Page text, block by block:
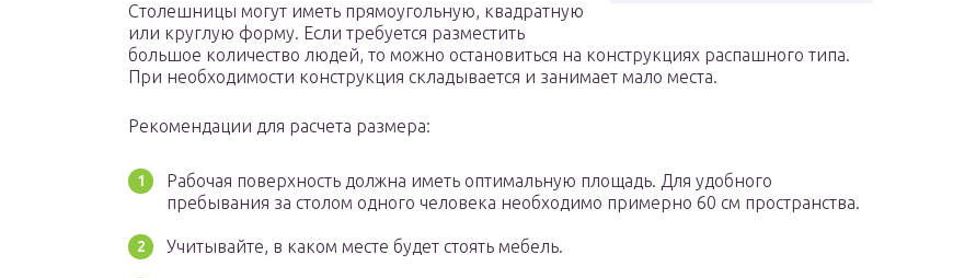
Столешницы могут иметь прямоугольную, квадратную
или круглую форму. Если требуется разместить
большое количество людей, то можно остановиться на конструкциях распашного типа.
При необходимости конструкция складывается и занимает мало места.
Рекомендации для расчета размера:
Рабочая поверхность должна иметь оптимальную площадь. Для удобного
пребывания за столом одного человека необходимо примерно 60 см пространства.
Учитывайте, в каком месте будет стоять мебель.